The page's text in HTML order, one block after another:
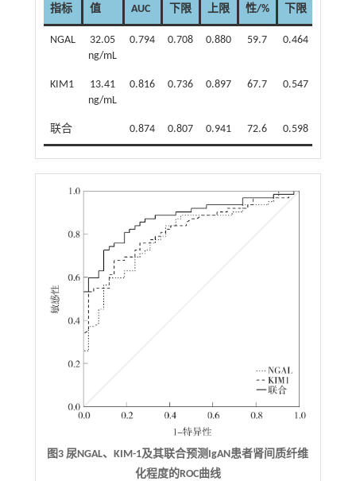
指标
值
AUC
性/%
下限 上限 下限
NGAL
32.05
ng/mL
0.794 0.708 0.880 59.7 0.464
KIM1
13.41
ng/mL
0.816 0.736 0.897 67.7 0.547
联合 0.874 0.807 0.941 72.6 0.598
图3 尿NGAL、KIM-1及其联合预测IgAN患者肾间质纤维
化程度的ROC曲线